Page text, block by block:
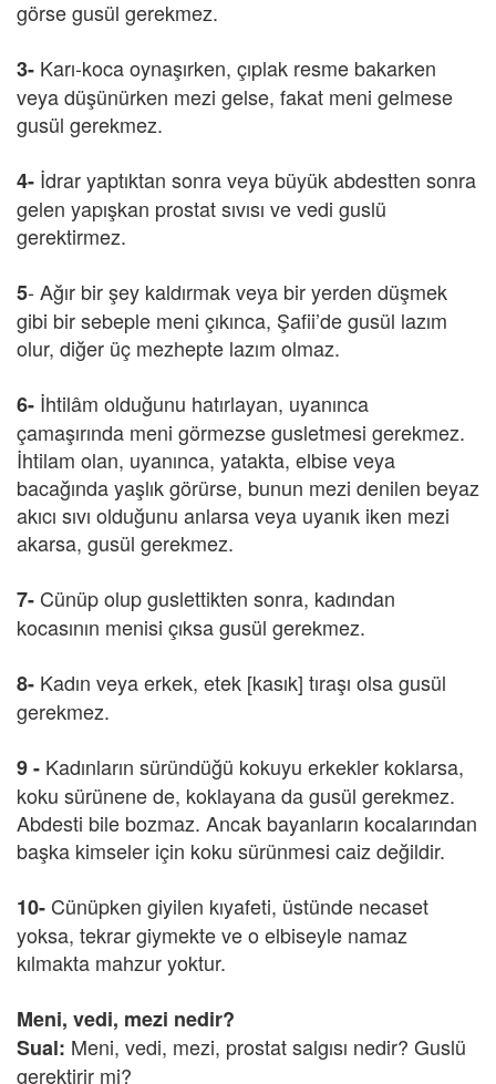
görse gusül gerekmez.
3- Karı-koca oynaşırken, çıplak resme bakarken
veya düşünürken mezi gelse, fakat meni gelmese
gusül gerekmez.
4- İdrar yaptıktan sonra veya büyük abdestten sonra
gelen yapışkan prostat sıvısı ve vedi guslü
gerektirmez.
5- Ağır bir şey kaldırmak veya bir yerden düşmek
gibi bir sebeple meni çıkınca, Şafii’de gusül lazım
olur, diğer üç mezhepte lazım olmaz.
6- İhtilâm olduğunu hatırlayan, uyanınca
çamaşırında meni görmezse gusletmesi gerekmez.
İhtilam olan, uyanınca, yatakta, elbise veya
bacağında yaşlık görürse, bunun mezi denilen beyaz
akıcı sıvı olduğunu anlarsa veya uyanık iken mezi
akarsa, gusül gerekmez.
7- Cünüp olup guslettikten sonra, kadından
kocasının menisi çıksa gusül gerekmez.
8- Kadın veya erkek, etek [kasık] tıraşı olsa gusül
gerekmez.
9 - Kadınların süründüğü kokuyu erkekler koklarsa,
koku sürünene de, koklayana da gusül gerekmez.
Abdesti bile bozmaz. Ancak bayanların kocalarından
başka kimseler için koku sürünmesi caiz değildir.
10- Cünüpken giyilen kıyafeti, üstünde necaset
yoksa, tekrar giymekte ve o elbiseyle namaz
kılmakta mahzur yoktur.
Meni, vedi, mezi nedir?
Sual: Meni, vedi, mezi, prostat salgısı nedir? Guslü
gerektirir mi?